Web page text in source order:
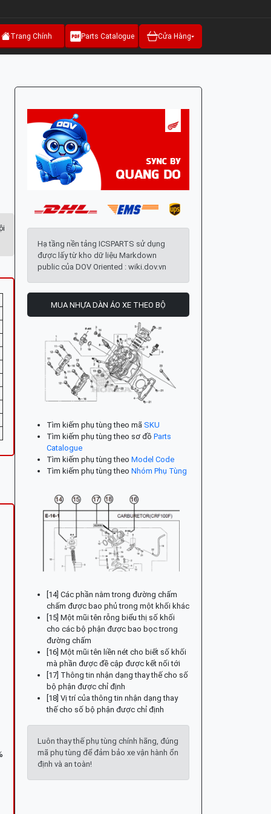
Trang Chính Parts Catalogue Cửa Hàng
Hạ tầng nền tảng ICSPARTS sử dụng
được lấy từ kho dữ liệu Markdown
public của DOV Oriented : wiki.dov.vn
MUA NHỰA DÀN ÁO XE THEO BỘ
Tìm kiếm phụ tùng theo mã SKU
Tìm kiếm phụ tùng theo sơ đồ Parts
Catalogue
Tìm kiếm phụ tùng theo Model Code
Tìm kiếm phụ tùng theo Nhóm Phụ Tùng
[14] Các phần nằm trong đường chấm
chấm được bao phủ trong một khối khác
[15] Một mũi tên rỗng biểu thị số khối
cho các bộ phận được bao bọc trong
đường chấm
[16] Một mũi tên liền nét cho biết số khối
mà phần được đề cập được kết nối tới
[17] Thông tin nhận dạng thay thế cho số
bộ phận được chỉ định
[18] Vị trí của thông tin nhận dạng thay
thế cho số bộ phận được chỉ định
Luôn thay thế phụ tùng chính hãng, đúng
mã phụ tùng để đảm bảo xe vận hành ổn
định và an toàn!